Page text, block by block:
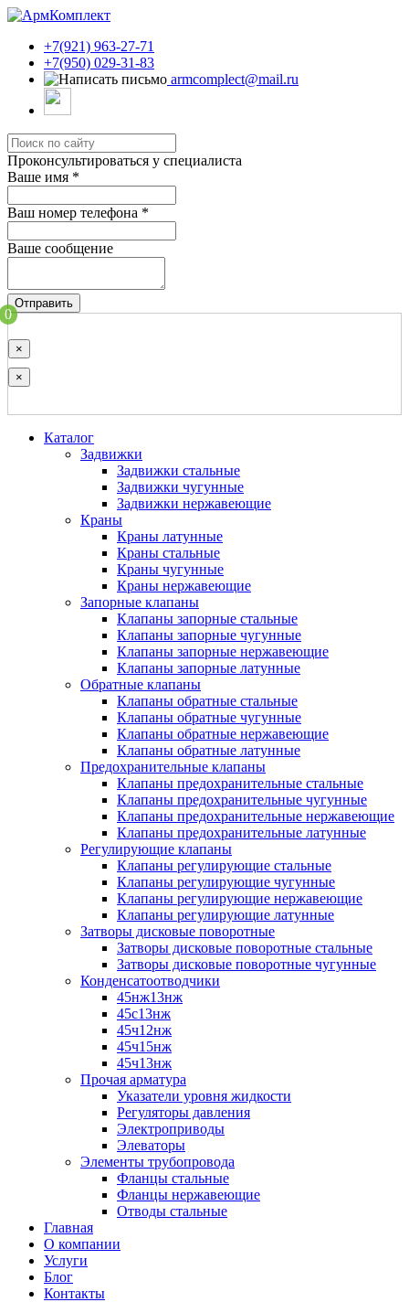
+7(921) 963-27-71
+7(950) 029-31-83
armcomplect@mail.ru
Проконсультироваться у специалиста
Ваше имя *
Ваш номер телефона *
Ваше сообщение
Отправить
0
×
×
Каталог
Задвижки
Задвижки стальные
Задвижки чугунные
Задвижки нержавеющие
Краны
Краны латунные
Краны стальные
Краны чугунные
Краны нержавеющие
Запорные клапаны
Клапаны запорные стальные
Клапаны запорные чугунные
Клапаны запорные нержавеющие
Клапаны запорные латунные
Обратные клапаны
Клапаны обратные стальные
Клапаны обратные чугунные
Клапаны обратные нержавеющие
Клапаны обратные латунные
Предохранительные клапаны
Клапаны предохранительные стальные
Клапаны предохранительные чугунные
Клапаны предохранительные нержавеющие
Клапаны предохранительные латунные
Регулирующие клапаны
Клапаны регулирующие стальные
Клапаны регулирующие чугунные
Клапаны регулирующие нержавеющие
Клапаны регулирующие латунные
Затворы дисковые поворотные
Затворы дисковые поворотные стальные
Затворы дисковые поворотные чугунные
Конденсатоотводчики
45нж13нж
45с13нж
45ч12нж
45ч15нж
45ч13нж
Прочая арматура
Указатели уровня жидкости
Регуляторы давления
Электроприводы
Элеваторы
Элементы трубопровода
Фланцы стальные
Фланцы нержавеющие
Отводы стальные
Главная
О компании
Услуги
Блог
Контакты